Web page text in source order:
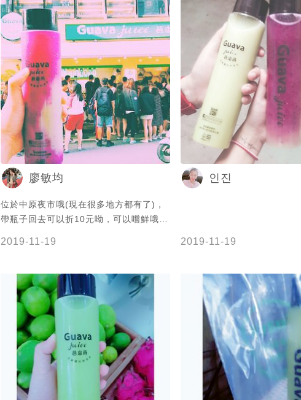
廖敏均
位於中原夜市哦(現在很多地方都有了)，
帶瓶子回去可以折10元呦，可以嚐鮮哦
2019-11-19
인진
2019-11-19